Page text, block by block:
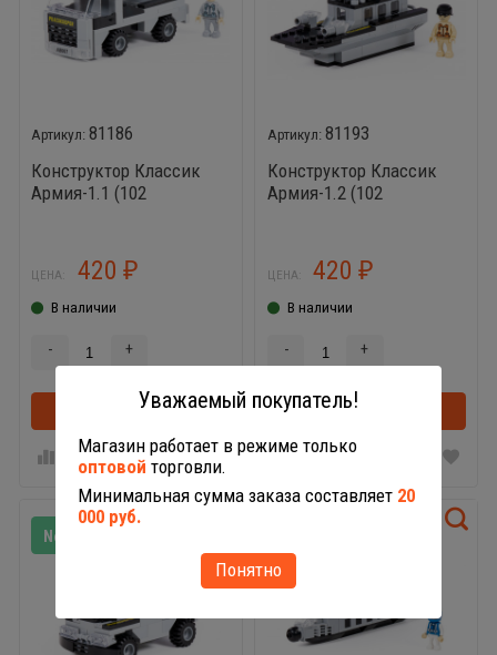
81186
Конструктор Классик
Армия-1.1 (102
ЦЕНА: 420 ₽
В наличии
- +
В корзину В корзинке
81193
Конструктор Классик
Армия-1.2 (102
ЦЕНА: 420₽
В наличии
- +
В корзину
New!
Уважаемый покупатель!
Магазин работает в режиме только
оптовой торговли.
Минимальная сумма заказа составляет 20
000 руб.
Понятно